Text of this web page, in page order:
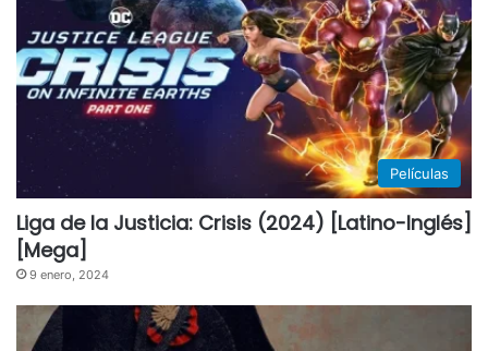
Películas
Liga de la Justicia: Crisis (2024) [Latino-Inglés]
[Mega]
9 enero, 2024